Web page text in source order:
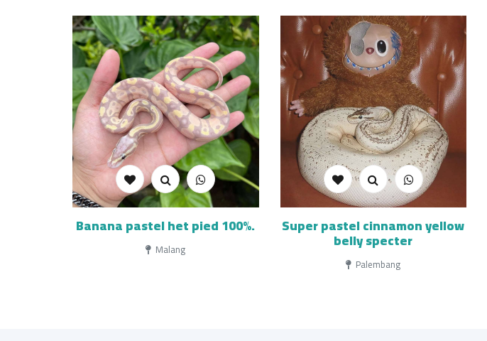
Banana pastel het pied 100%.
Malang
Super pastel cinnamon yellow
belly specter
Palembang